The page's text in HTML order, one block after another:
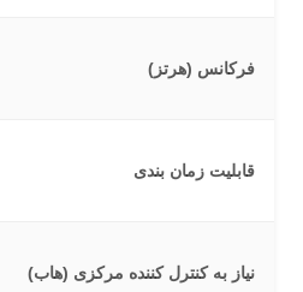
فرکانس (هرتز)
قابلیت زمان بندی
نیاز به کنترل کننده مرکزی (هاب)